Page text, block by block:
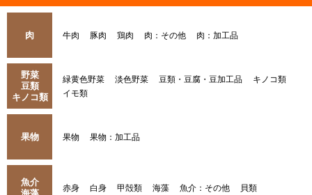
肉 牛肉 豚肉 鶏肉 肉：その他 肉：加工品
野菜
豆類
キノコ類
緑黄色野菜 淡色野菜 豆類・豆腐・豆加工品
キノコ類
イモ類
果物 果物 果物：加工品
魚介
赤身 白身 甲殻類 海藻 魚介：その他 貝類